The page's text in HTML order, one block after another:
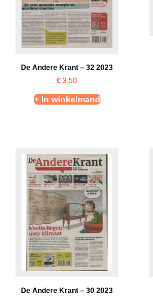
De Andere Krant – 32 2023
€ 3,50
+ In winkelmand
De Andere Krant – 30 2023